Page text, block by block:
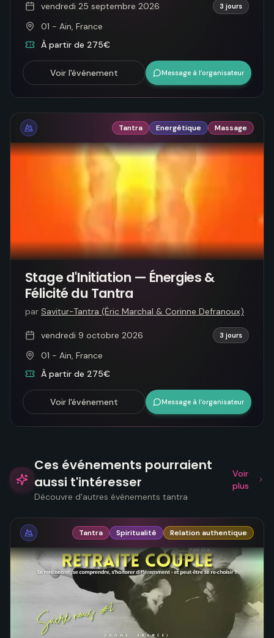
vendredi 25 septembre 2026 3 jours
01 - Ain, France
À partir de 275€
Voir l'événement Message à l’organisateur
Tantra Energétique Massage
Stage d'Initiation — Énergies &
Félicité du Tantra
par Savitur-Tantra (Éric Marchal & Corinne Defranoux)
vendredi 9 octobre 2026 3 jours
01 - Ain, France
À partir de 275€
Voir l'événement Message à l’organisateur
Ces événements pourraient
aussi t'intéresser
Découvre d'autres événements tantra
Voir
plus
Tantra Spiritualité Relation authentique